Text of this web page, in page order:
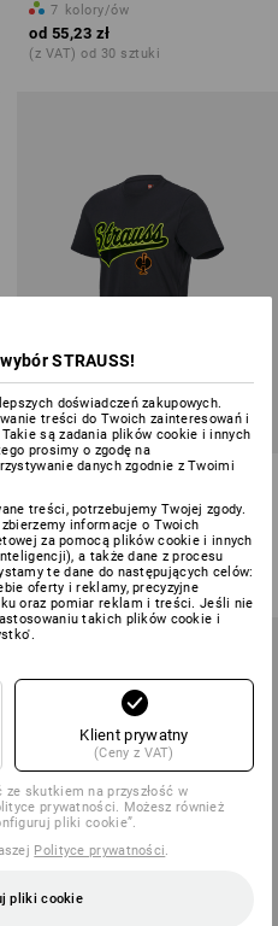
7 kolory/ów
od 55,23 zł
(z VAT) od 30 sztuki
Koszulka e.s.e:pic
8 kolory/ów
od 77,37 zł
(z VAT) od 10 sztuki
STRAUSS!
doświadczeń zakupowych.
treści do Twoich zainteresowań i
są zadania plików cookie i innych
prosimy o zgodę na
danych zgodnie z Twoimi
treści, potrzebujemy Twojej zgody.
informacje o Twoich
za pomocą plików cookie i innych
a także dane z procesu
te dane do następujących celów:
oferty i reklamy, precyzyjne
oraz pomiar reklam i treści. Jeśli nie
takich plików cookie i
Klient prywatny
(Ceny z VAT)
skutkiem na przyszłość w
prywatności. Możesz również
pliki cookie”.
Polityce prywatności.
pliki cookie